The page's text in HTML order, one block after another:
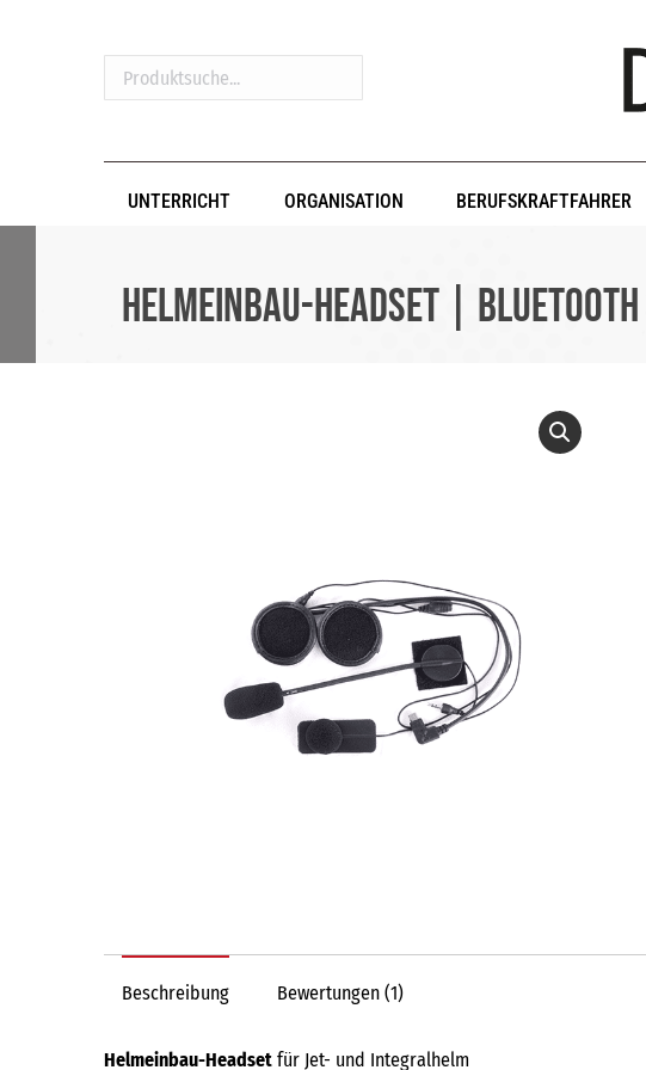
Produktsuche...
UNTERRICHT ORGANISATION BERUFSKRAFTFAHRER
Helmeinbau-Headset |
Beschreibung Bewertungen (1)
Helmeinbau-Headset für Jet- und Integralhelm